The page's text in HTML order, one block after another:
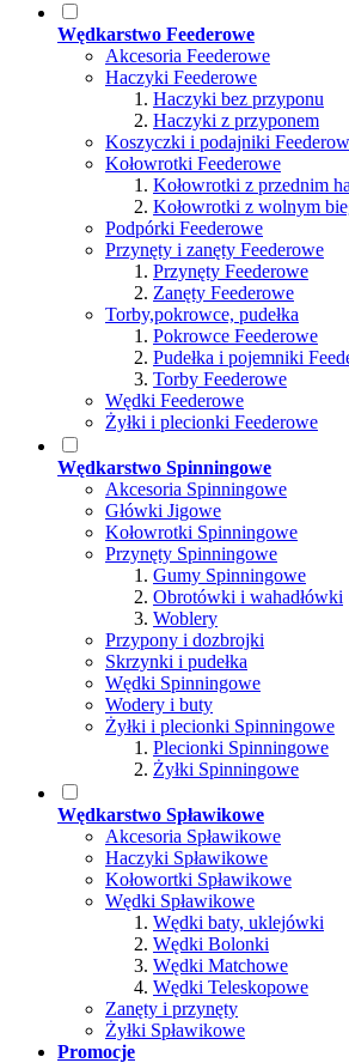
Wędkarstwo Feederowe
Akcesoria Feederowe
Haczyki Feederowe
Haczyki bez przyponu
Haczyki z przyponem
Koszyczki i podajniki
Kołowrotki Feederowe
Kołowrotki z przednim
Kołowrotki z wolnym
Podpórki Feederowe
Przynęty i zanęty Feederowe
Przynęty Feederowe
Zanęty Feederowe
Torby,pokrowce, pudełka
Pokrowce Feederowe
Pudełka i pojemniki
Torby Feederowe
Wędki Feederowe
Żyłki i plecionki Feederowe
Wędkarstwo Spinningowe
Akcesoria Spinningowe
Główki Jigowe
Kołowrotki Spinningowe
Przynęty Spinningowe
Gumy Spinningowe
Obrotówki i wahadłówki
Woblery
Przypony i dozbrojki
Skrzynki i pudełka
Wędki Spinningowe
Wodery i buty
Żyłki i plecionki Spinningowe
Plecionki Spinningowe
Żyłki Spinningowe
Wędkarstwo Spławikowe
Akcesoria Spławikowe
Haczyki Spławikowe
Kołowortki Spławikowe
Wędki Spławikowe
Wędki baty, uklejówki
Wędki Bolonki
Wędki Matchowe
Wędki Teleskopowe
Zanęty i przynęty
Żyłki Spławikowe
Promocje